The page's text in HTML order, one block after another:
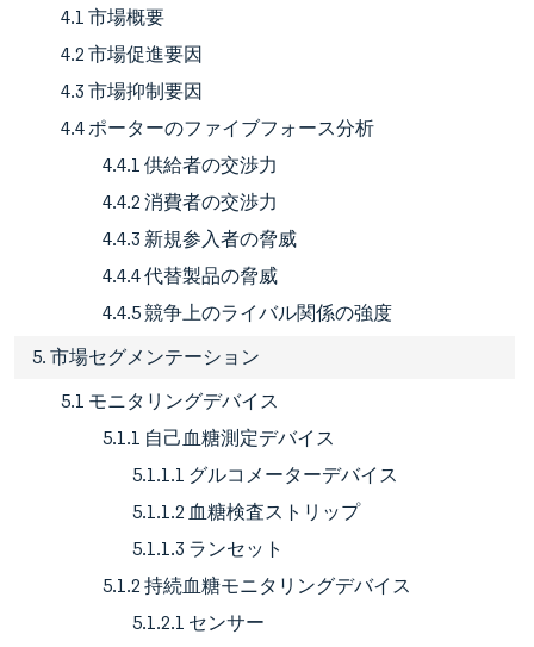
4.1 市場概要
4.2 市場促進要因
4.3 市場抑制要因
4.4 ポーターのファイブフォース分析
4.4.1 供給者の交渉力
4.4.2 消費者の交渉力
4.4.3 新規参入者の脅威
4.4.4 代替製品の脅威
4.4.5 競争上のライバル関係の強度
5. 市場セグメンテーション
5.1 モニタリングデバイス
5.1.1 自己血糖測定デバイス
5.1.1.1 グルコメーターデバイス
5.1.1.2 血糖検査ストリップ
5.1.1.3 ランセット
5.1.2 持続血糖モニタリングデバイス
5.1.2.1 センサー